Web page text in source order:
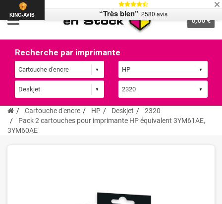
0,00 €
Recherche par imprimante
Cartouche d'encre HP Deskjet
2320
Pack 2 cartouches pour imprimante HP équivalent 3YM61AE,
3YM60AE
KING-AVIS “Très bien” 2580 avis